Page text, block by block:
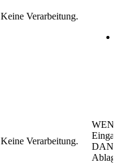
Keine Verarbeitung.
Keine Verarbeitung.